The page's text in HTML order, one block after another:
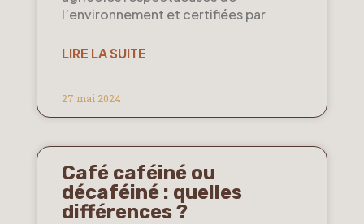
l’environnement et certifiées par
LIRE LA SUITE
27 mai 2024
Café caféiné ou
décaféiné : quelles
différences ?